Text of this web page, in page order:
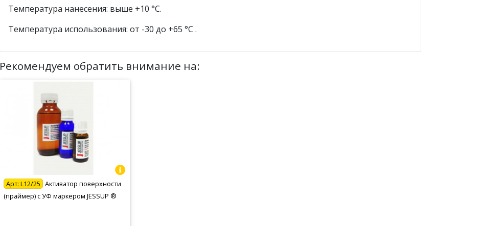
Температура нанесения: выше +10 °С.
Температура использования: от -30 до +65 °С .
Рекомендуем обратить внимание на:
Арт: L12/25 Активатор поверхности
(праймер) с УФ маркером JESSUP ®